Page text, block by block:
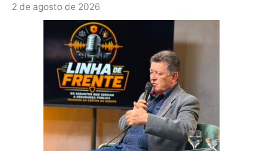
2 de agosto de 2026